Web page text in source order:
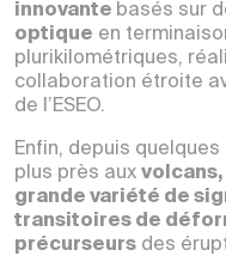
innovante basés sur
optique en
plurikilométriques,
collaboration étroite
de l’ESEO.
Enfin, depuis
plus près aux volcans,
grande variété de
transitoires de
précurseurs des